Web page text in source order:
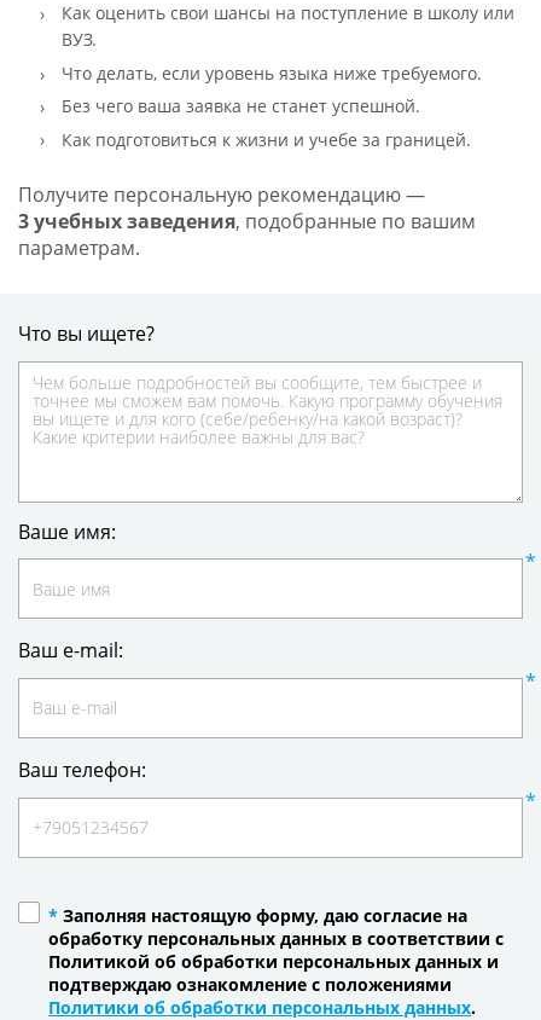
Как оценить свои шансы на поступление в школу или
ВУЗ.
Что делать, если уровень языка ниже требуемого.
Без чего ваша заявка не станет успешной.
Как подготовиться к жизни и учебе за границей.
Получите персональную рекомендацию —
3 учебных заведения, подобранные по вашим
параметрам.
Что вы ищете?
Ваше имя:
Ваш e-mail:
Ваш телефон:
* Заполняя настоящую форму, даю согласие на
обработку персональных данных в соответствии с
Политикой об обработки персональных данных и
подтверждаю ознакомление с положениями
Политики об обработки персональных данных.